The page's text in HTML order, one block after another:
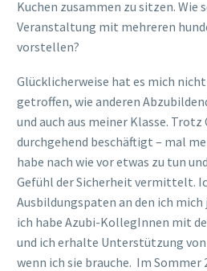
Kuchen zusammen zu sitzen. Wie
Veranstaltung mit mehreren
vorstellen?
Glücklicherweise hat es mich
getroffen, wie anderen
und auch aus meiner Klasse.
durchgehend beschäftigt – mal
habe nach wie vor etwas zu tun
Gefühl der Sicherheit vermittelt.
Ausbildungspaten an den ich
ich habe Azubi-KollegInnen mit
und ich erhalte Unterstützung
wenn ich sie brauche. Im Sommer